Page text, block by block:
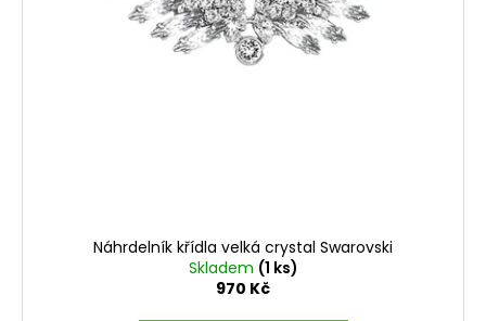
Náhrdelník křídla velká crystal Swarovski
Skladem (1 ks)
970 Kč